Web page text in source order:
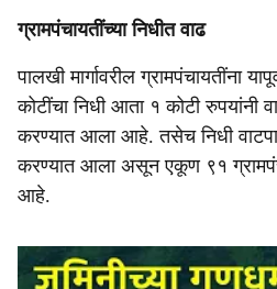
ग्रामपंचायतींच्या निधीत वाढ
पालखी मार्गावरील ग्रामपंचायतींना
कोटींचा निधी आता १ कोटी रुपयांनी
करण्यात आला आहे. तसेच निधी
करण्यात आला असून एकूण ९१
आहे.